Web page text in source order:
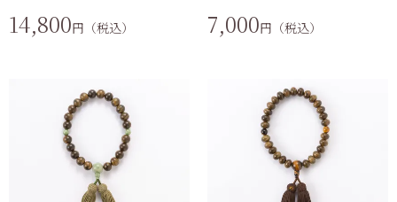
14,800円（税込） 7,000円（税込）